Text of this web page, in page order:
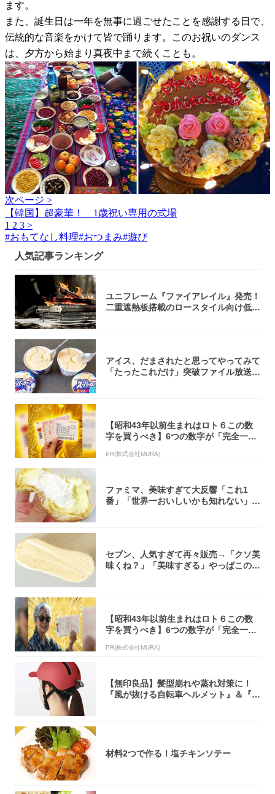
ます。
また、誕生日は一年を無事に過ごせたことを感謝する日で、
伝統的な音楽をかけて皆で踊ります。このお祝いのダンス
は、夕方から始まり真夜中まで続くことも。
次ページ >
【韓国】超豪華！ 1歳祝い専用の式場
1 2 3 >
#おもてなし料理#おつまみ#遊び
人気記事ランキング
ユニフレーム『ファイアレイル』発売！
二重遮熱板搭載のロースタイル向け低型
アイス、だまされたと思ってやってみて
「たったこれだけ」突破ファイル放送で
【昭和43年以前生まれはロト６この数
字を買うべき】6つの数字が「完全一
PR(株式会社MURA)
ファミマ、美味すぎて大反響「これ1
番」「世界一おいしいかも知れない」
セブン、人気すぎて再々販売→「クソ美
味くね？」「美味すぎる」やっぱこのク
【昭和43年以前生まれはロト６この数
字を買うべき】6つの数字が「完全一
PR(株式会社MURA)
【無印良品】髪型崩れや蒸れ対策に！
『風が抜ける自転車ヘルメット』＆『2
材料2つで作る！塩チキンソテー